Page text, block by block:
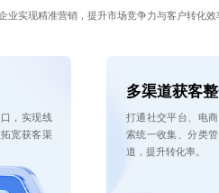
业实现精准营销，提升市场竞争力与客户转化效
，实现线
宽获客渠
多渠道获客
打通社交平台、电
索统一收集、分类
道，提升转化率。